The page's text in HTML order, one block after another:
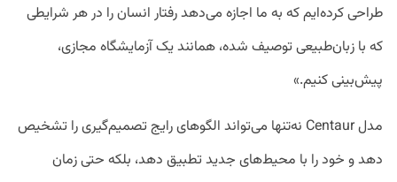
طراحی کرده‌ایم که به ما اجازه می‌دهد رفتار انسان را در هر شرایطی
که با زبان‌طبیعی توصیف شده، همانند یک آزمایشگاه مجازی،
پیش‌بینی کنیم.»
مدل Centaur نه‌تنها می‌تواند الگوهای رایج تصمیم‌گیری را تشخیص
دهد و خود را با محیط‌های جدید تطبیق دهد، بلکه حتی زمان